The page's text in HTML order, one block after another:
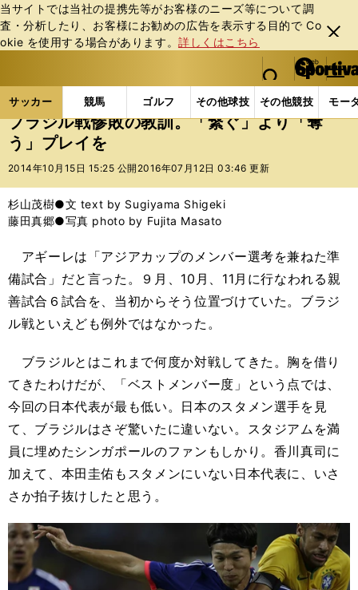
当サイトでは当社の提携先等がお客様のニーズ等について調
査・分析したり、お客様にお勧めの広告を表⽰する⽬的で Co
okie を使⽤する場合があります。詳しくはこちら
閉じ
る
web Sportiva (webスポルティーバ)
検索
マイペ
ー
ジ
メニュ
サッカー 競馬 ゴルフ その他球技 その他競技 モー
ス
ポ
ル
バ
サッカーの記事一覧 サッカー代表 日本代表 ブ
ブラジル戦惨敗の教訓。「繋ぐ」より「奪
う」プレイを
2014年10月15日 15:25 公開 2016年07月12日 03:46 更新
杉山茂樹●文 text by Sugiyama Shigeki
藤田真郷●写真 photo by Fujita Masato
アギーレは「アジアカップのメンバー選考を兼ねた準
備試合」だと言った。９月、10月、11月に行なわれる親
善試合６試合を、当初からそう位置づけていた。ブラジ
ル戦といえども例外ではなかった。
ブラジルとはこれまで何度か対戦してきた。胸を借り
てきたわけだが、「ベストメンバー度」という点では、
今回の日本代表が最も低い。日本のスタメン選手を見
て、ブラジルはさぞ驚いたに違いない。スタジアムを満
員に埋めたシンガポールのファンもしかり。香川真司に
加えて、本田圭佑もスタメンにいない日本代表に、いさ
さか拍子抜けしたと思う。